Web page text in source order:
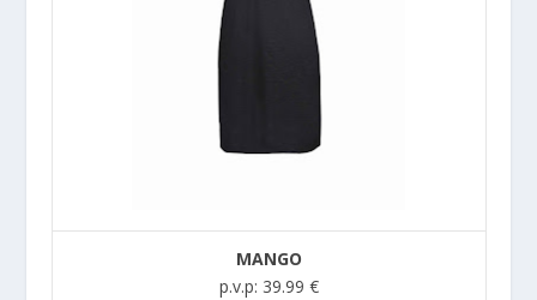
MANGO
p.v.p: 39.99 €